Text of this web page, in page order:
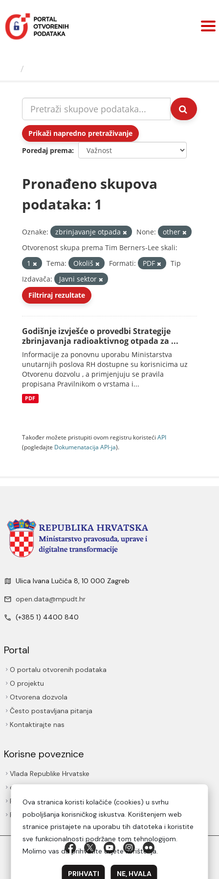
sadržaj
Prikaži napredno pretraživanje
Poredaj prema
Pronađeno skupova
podataka: 1
Oznake: zbrinjavanje otpada None:
other
Otvorenost skupa prema Tim Berners-Lee skali:
1
Tema: Okoliš Formati: PDF
Tip
Izdavača:
Javni sektor
Filtriraj rezultate
Godišnje izvješće o provedbi Strategije
zbrinjavanja radioaktivnog otpada za ...
Informacije za ponovnu uporabu Ministarstva
unutarnjih poslova RH dostupne su korisnicima uz
Otvorenu dozvolu , a primjenjuju se pravila
propisana Pravilnikom o vrstama i...
PDF
Također možete pristupiti ovom registru koristeći API
(pogledajte Dokumenаtаcijа API-jа).